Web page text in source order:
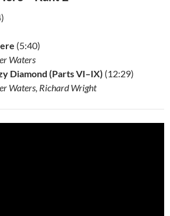
(5:40)
Waters
Diamond (Parts VI–IX) (12:29)
Waters, Richard Wright